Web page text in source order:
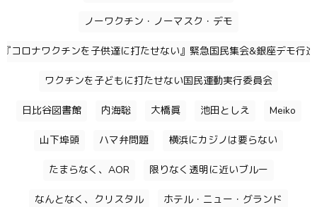
ノーワクチン・ノーマスク・デモ
『コロナワクチンを子供達に打たせない』緊急国民集会&銀座デモ行進
ワクチンを子どもに打たせない国民運動実行委員会
日比谷図書館 内海聡 大橋眞 池田としえ Meiko
山下埠頭 ハマ弁問題 横浜にカジノは要らない
たまらなく、AOR 限りなく透明に近いブルー
なんとなく、クリスタル ホテル・ニュー・グランド